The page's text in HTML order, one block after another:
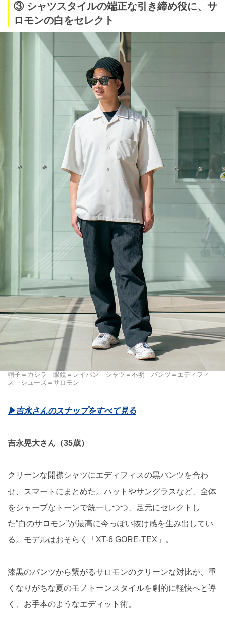
③ シャツスタイルの端正な引き締め役に、サ
ロモンの白をセレクト
帽子＝カシラ 眼鏡＝レイバン シャツ＝不明 パンツ＝エディフィ
ス シューズ＝サロモン
▶吉永さんのスナップをすべて見る
吉永晃大さん（35歳）
クリーンな開襟シャツにエディフィスの黒パンツを合わ
せ、スマートにまとめた。ハットやサングラスなど、全体
をシャープなトーンで統一しつつ、足元にセレクトし
た“白のサロモン”が最高に今っぽい抜け感を生み出してい
る。モデルはおそらく「XT-6 GORE-TEX」。
漆黒のパンツから繋がるサロモンのクリーンな対比が、重
くなりがちな夏のモノトーンスタイルを劇的に軽快へと導
く、お手本のようなエディット術。